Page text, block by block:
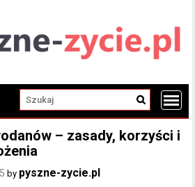
– zasady, korzyści i
by pyszne-zycie.pl